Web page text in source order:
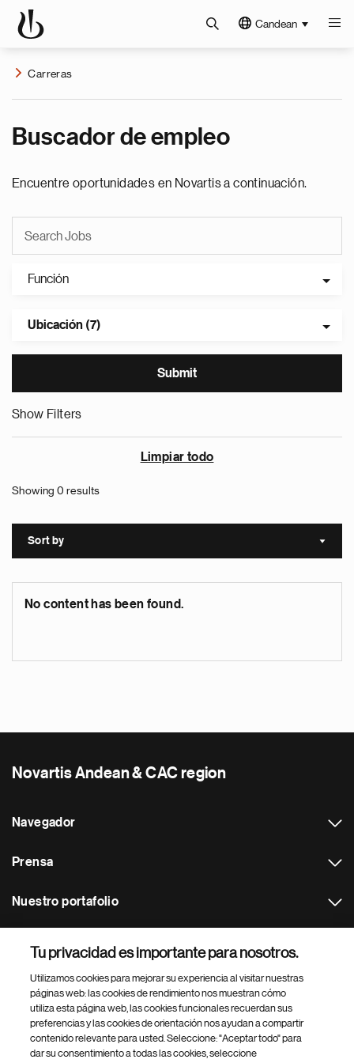
Candean
Carreras
Buscador de empleo
Encuentre oportunidades en Novartis a continuación.
Función
Ubicación (7)
Show Filters
Limpiar todo
Showing 0 results
Sort by Sort
No content has been found.
Novartis Andean & CAC region
Navegador
Prensa
Nuestro portafolio
Footer Site Search
Tu privacidad es importante para nosotros.
Utilizamos cookies para mejorar su experiencia al visitar nuestras
páginas web: las cookies de rendimiento nos muestran cómo
utiliza esta página web, las cookies funcionales recuerdan sus
preferencias y las cookies de orientación nos ayudan a compartir
contenido relevante para usted. Seleccione: "Aceptar todo" para
dar su consentimiento a todas las cookies, seleccione